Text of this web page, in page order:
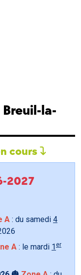
la-
cours
2027
A : du samedi 4
A : le mardi 1 er